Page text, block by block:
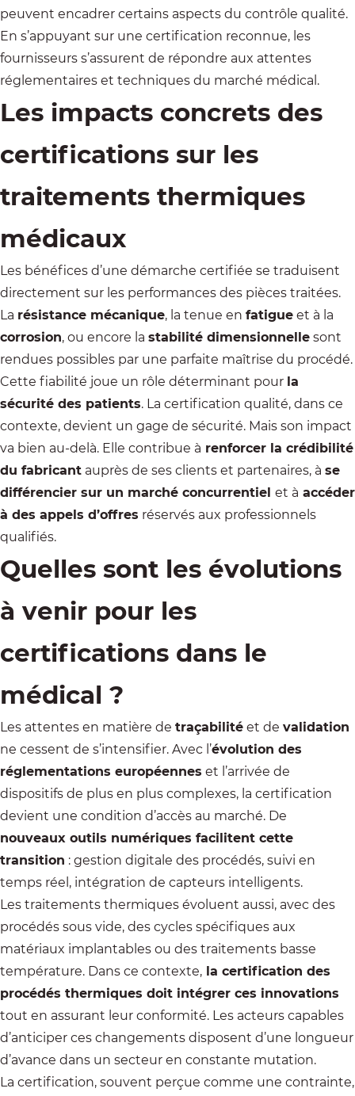
peuvent encadrer certains aspects du contrôle qualité.
En s’appuyant sur une certification reconnue, les
fournisseurs s’assurent de répondre aux attentes
réglementaires et techniques du marché médical.
Les impacts concrets des
certifications sur les
traitements thermiques
médicaux
Les bénéfices d’une démarche certifiée se traduisent
directement sur les performances des pièces traitées.
La résistance mécanique, la tenue en fatigue et à la
corrosion, ou encore la stabilité dimensionnelle sont
rendues possibles par une parfaite maîtrise du procédé.
Cette fiabilité joue un rôle déterminant pour la
sécurité des patients. La certification qualité, dans ce
contexte, devient un gage de sécurité. Mais son impact
va bien au-delà. Elle contribue à renforcer la crédibilité
du fabricant auprès de ses clients et partenaires, à se
différencier sur un marché concurrentiel et à accéder
à des appels d’offres réservés aux professionnels
qualifiés.
Quelles sont les évolutions
à venir pour les
certifications dans le
médical ?
Les attentes en matière de traçabilité et de validation
ne cessent de s’intensifier. Avec l’évolution des
réglementations européennes et l’arrivée de
dispositifs de plus en plus complexes, la certification
devient une condition d’accès au marché. De
nouveaux outils numériques facilitent cette
transition : gestion digitale des procédés, suivi en
temps réel, intégration de capteurs intelligents.
Les traitements thermiques évoluent aussi, avec des
procédés sous vide, des cycles spécifiques aux
matériaux implantables ou des traitements basse
température. Dans ce contexte, la certification des
procédés thermiques doit intégrer ces innovations
tout en assurant leur conformité. Les acteurs capables
d’anticiper ces changements disposent d’une longueur
d’avance dans un secteur en constante mutation.
La certification, souvent perçue comme une contrainte,